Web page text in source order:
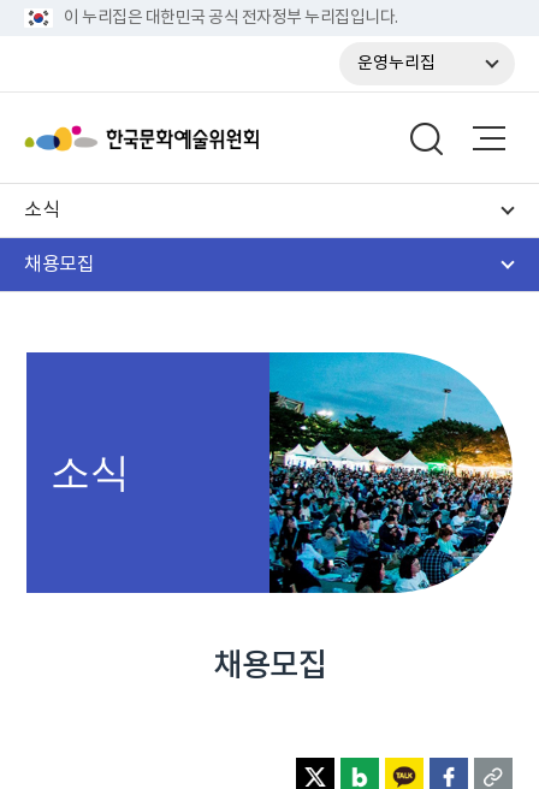
이 누리집은 대한민국 공식 전자정부 누리집입니다.
운영누리집
소식
채용모집
소식
채용모집